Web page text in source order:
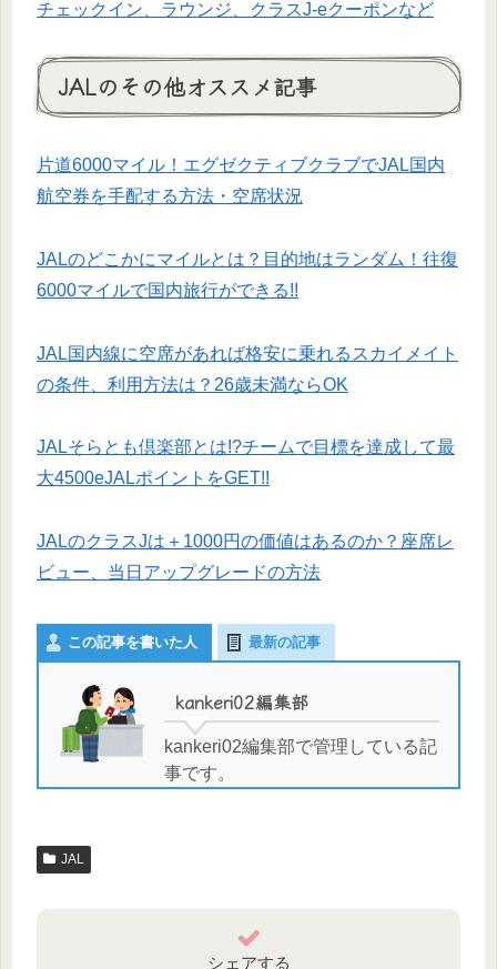
チェックイン、ラウンジ、クラスJ-eクーポンなど
JALのその他オススメ記事
片道6000マイル！エグゼクティブクラブでJAL国内
航空券を手配する方法・空席状況
JALのどこかにマイルとは？目的地はランダム！往復
6000マイルで国内旅行ができる!!
JAL国内線に空席があれば格安に乗れるスカイメイト
の条件、利用方法は？26歳未満ならOK
JALそらとも倶楽部とは!?チームで目標を達成して最
大4500eJALポイントをGET!!
JALのクラスJは＋1000円の価値はあるのか？座席レ
ビュー、当日アップグレードの方法
この記事を書いた人 最新の記事
kankeri02編集部
kankeri02編集部で管理している記
事です。
JAL
シェアする